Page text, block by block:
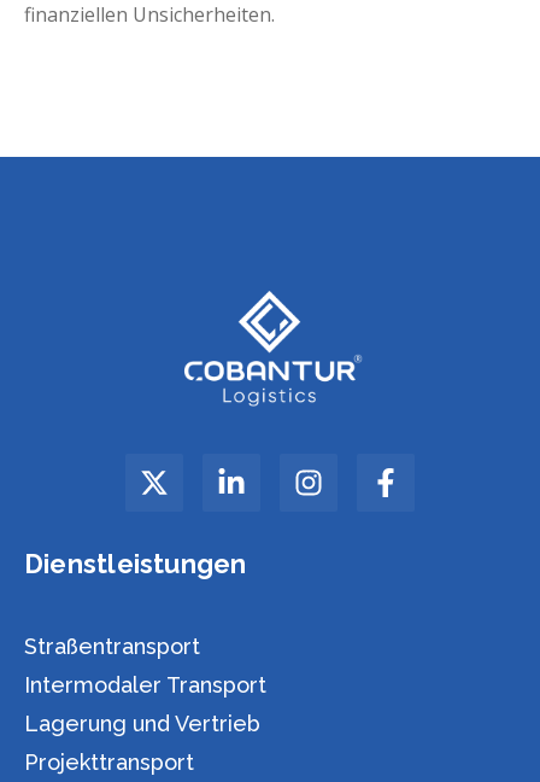
finanziellen Unsicherheiten.
Dienstleistungen
Straßentransport
Intermodaler Transport
Lagerung und Vertrieb
Projekttransport